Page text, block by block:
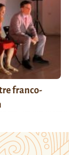
franco-